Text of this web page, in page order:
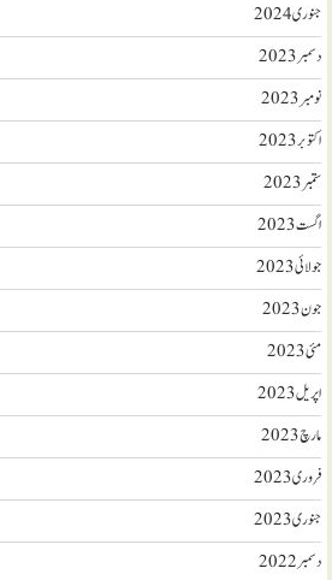
جنوری 2024
دسمبر 2023
نومبر 2023
اکتوبر 2023
ستمبر 2023
اگست 2023
جولائی 2023
جون 2023
مئی 2023
اپریل 2023
مارچ 2023
فروری 2023
جنوری 2023
دسمبر 2022